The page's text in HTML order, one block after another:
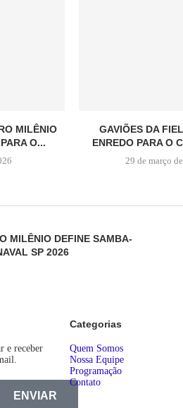
MILÊNIO
O...
GAVIÕES DA
ENREDO PARA O
29 de março
MILÊNIO DEFINE SAMBA-
SP 2026
e receber
ENVIAR
Categorias
Quem Somos
Nossa Equipe
Programação
Contato